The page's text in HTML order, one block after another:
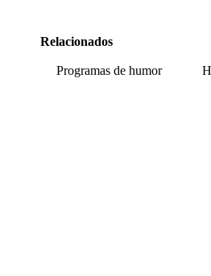
Relacionados
Programas de humor